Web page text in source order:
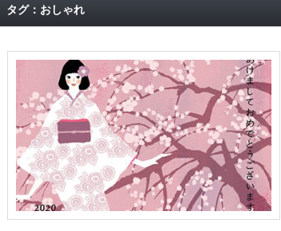
タグ：おしゃれ